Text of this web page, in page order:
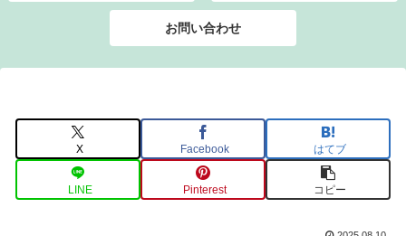
お問い合わせ
X Facebook はてブ
LINE Pinterest コピー